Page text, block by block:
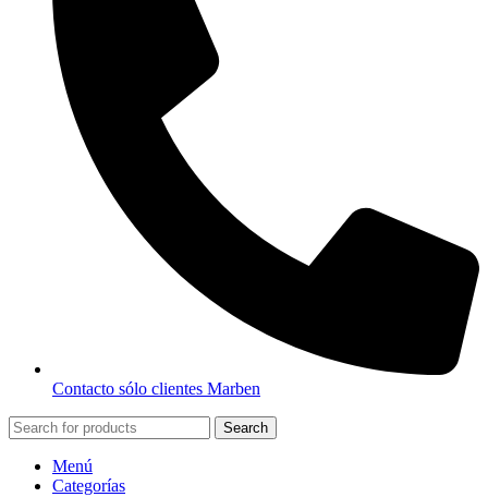
Contacto sólo clientes Marben
Search
Menú
Categorías